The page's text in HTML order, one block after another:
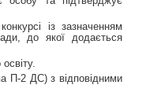
із зазначенням
до якої додається
П-2 ДС) з відповідними